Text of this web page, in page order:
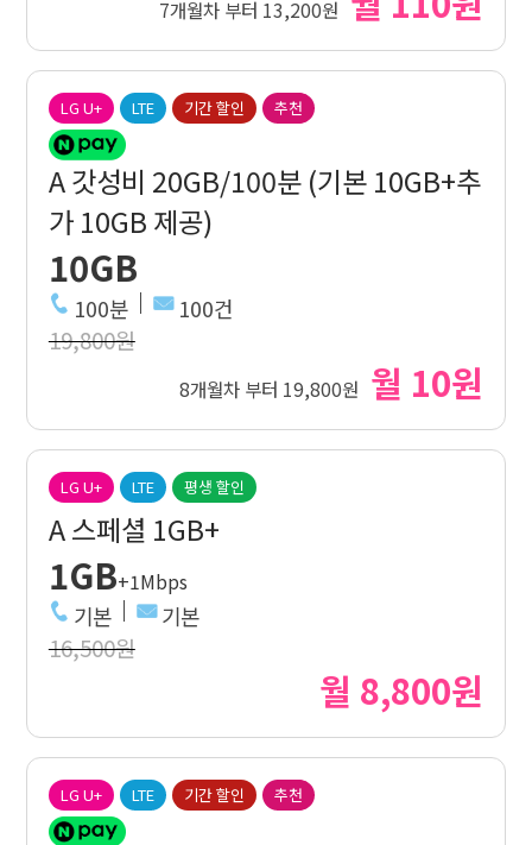
7개월차 부터 13,200원
LG U+ LTE 기간 할인 추천
A 갓성비 20GB/100분 (기본 10GB+추
가 10GB 제공)
10GB
100분 100건
19,800원
8개월차 부터 19,800원 월 10원
LG U+ LTE 평생 할인
A 스페셜 1GB+
1GB+1Mbps
기본 기본
16,500원
월 8,800원
LG U+ LTE 기간 할인 추천